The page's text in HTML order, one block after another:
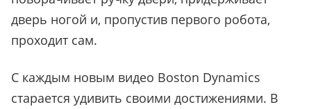
дверь ногой и, пропустив первого робота,
проходит сам.
С каждым новым видео Boston Dynamics
старается удивить своими достижениями. В